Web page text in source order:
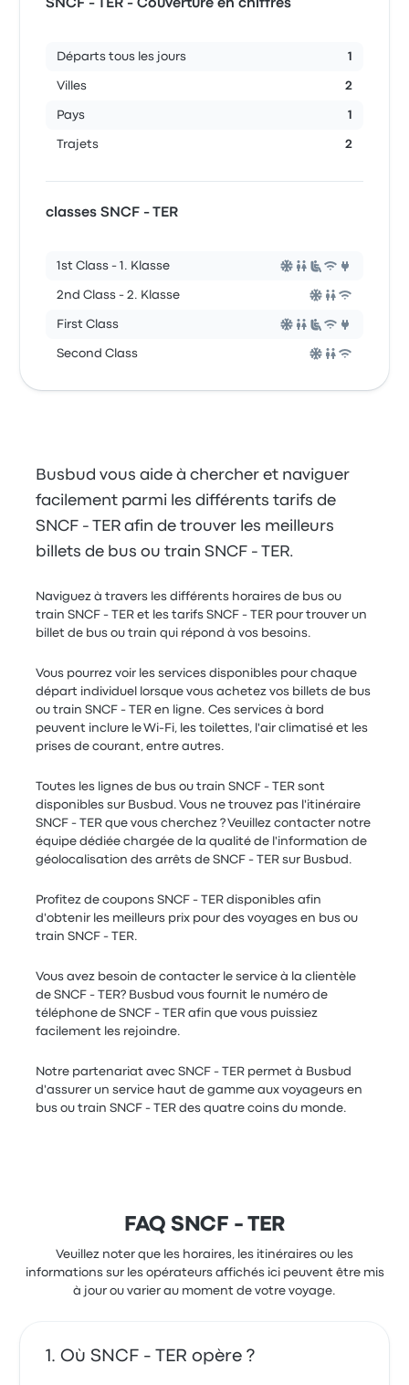
SNCF - TER - Couverture en chiffres
Départs tous les jours 1
Villes 2
Pays 1
Trajets 2
classes SNCF - TER
1st Class - 1. Klasse
2nd Class - 2. Klasse
First Class
Second Class
Busbud vous aide à chercher et naviguer
facilement parmi les différents tarifs de
SNCF - TER afin de trouver les meilleurs
billets de bus ou train SNCF - TER.
Naviguez à travers les différents horaires de bus ou
train SNCF - TER et les tarifs SNCF - TER pour trouver un
billet de bus ou train qui répond à vos besoins.
Vous pourrez voir les services disponibles pour chaque
départ individuel lorsque vous achetez vos billets de bus
ou train SNCF - TER en ligne. Ces services à bord
peuvent inclure le Wi-Fi, les toilettes, l'air climatisé et les
prises de courant, entre autres.
Toutes les lignes de bus ou train SNCF - TER sont
disponibles sur Busbud. Vous ne trouvez pas l'itinéraire
SNCF - TER que vous cherchez ? Veuillez contacter notre
équipe dédiée chargée de la qualité de l'information de
géolocalisation des arrêts de SNCF - TER sur Busbud.
Profitez de coupons SNCF - TER disponibles afin
d'obtenir les meilleurs prix pour des voyages en bus ou
train SNCF - TER.
Vous avez besoin de contacter le service à la clientèle
de SNCF - TER? Busbud vous fournit le numéro de
téléphone de SNCF - TER afin que vous puissiez
facilement les rejoindre.
Notre partenariat avec SNCF - TER permet à Busbud
d'assurer un service haut de gamme aux voyageurs en
bus ou train SNCF - TER des quatre coins du monde.
FAQ SNCF - TER
Veuillez noter que les horaires, les itinéraires ou les
informations sur les opérateurs affichés ici peuvent être mis
à jour ou varier au moment de votre voyage.
Où SNCF - TER opère ?